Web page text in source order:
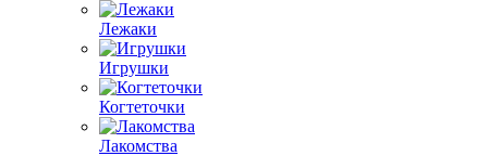
Лежаки
Игрушки
Когтеточки
Лакомства